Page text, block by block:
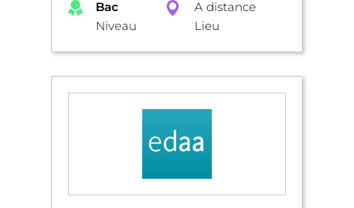
Bac
Niveau
A distance
Lieu